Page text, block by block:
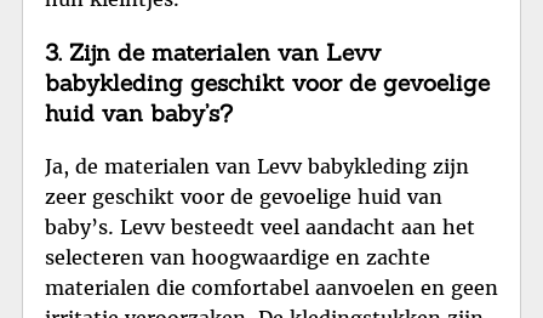
3. Zijn de materialen van Levv
babykleding geschikt voor de gevoelige
huid van baby’s?
Ja, de materialen van Levv babykleding zijn
zeer geschikt voor de gevoelige huid van
baby’s. Levv besteedt veel aandacht aan het
selecteren van hoogwaardige en zachte
materialen die comfortabel aanvoelen en geen